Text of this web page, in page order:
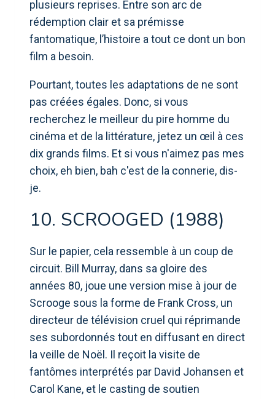
plusieurs reprises. Entre son arc de
rédemption clair et sa prémisse
fantomatique, l’histoire a tout ce dont un bon
film a besoin.
Pourtant, toutes les adaptations de ne sont
pas créées égales. Donc, si vous
recherchez le meilleur du pire homme du
cinéma et de la littérature, jetez un œil à ces
dix grands films. Et si vous n'aimez pas mes
choix, eh bien, bah c'est de la connerie, dis-
je.
10. SCROOGED (1988)
Sur le papier, cela ressemble à un coup de
circuit. Bill Murray, dans sa gloire des
années 80, joue une version mise à jour de
Scrooge sous la forme de Frank Cross, un
directeur de télévision cruel qui réprimande
ses subordonnés tout en diffusant en direct
la veille de Noël. Il reçoit la visite de
fantômes interprétés par David Johansen et
Carol Kane, et le casting de soutien